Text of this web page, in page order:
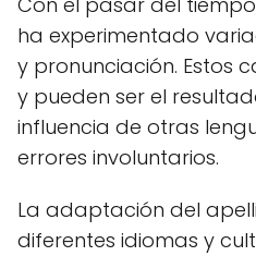
ha experimentado
y pronunciación. Estos
y pueden ser el
influencia de otras
errores involuntarios.
La adaptación del
diferentes idiomas y